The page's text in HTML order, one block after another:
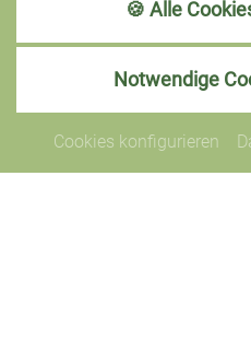
🍪 Alle
Notwendige
Cookies konfigurieren
MEHR
ERFAHREN